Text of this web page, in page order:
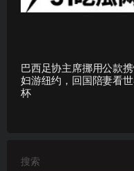
巴西足协主席挪用公款
妇游纽约，回国陪妻看
杯
搜索